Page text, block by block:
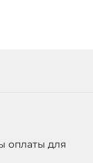
(браком)
оплаты для